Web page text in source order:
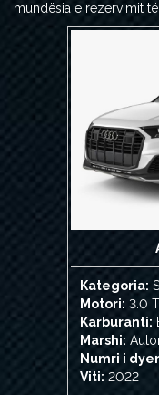
mundësia e rezervimit të
Kategoria:
Motori: 3.0
Karburanti:
Marshi:
Numri i
Viti: 2022